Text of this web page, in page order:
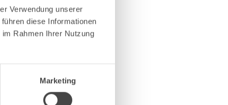
Verwendung unserer
diese Informationen
Rahmen Ihrer Nutzung
Marketing
information).